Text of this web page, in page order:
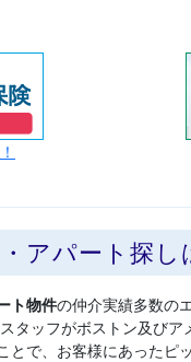
アパート探
ト物件の仲介実績多数の
タッフがボストン及びア
で、お客様にあったピ